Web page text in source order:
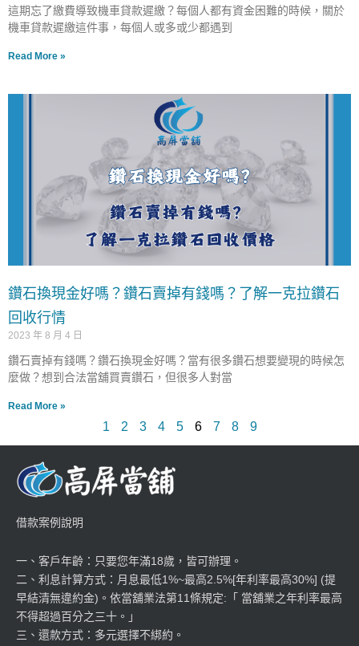
這期忘了繳費導致機車貸款遲繳？每個人都有資金困難的時候，關於
機車貸款遲繳這件事，每個人或多或少都遇到
Read More »
鑽石換現金好嗎？鑽石賣掉有錢嗎？了解一克拉鑽石
回收行情
2023 年 8 月 4 日
鑽石賣掉有錢嗎？鑽石換現金好嗎？當有很多鑽石想要變現的時候怎
麼做？想到合法當舖買賣鑽石，但很多人對當
Read More »
1 2 3 4 5 6 7 8 9
借款案例說明
一、客戶年齡：只要您年滿18歲，皆可辦理。
二、利息計算方式：月息最低1%~最高2.5%[年利率最高30%] (提
早結清無違約金)。依當舖業法第11條規定:「 當舖業之年利率最高
不得超過百分之三十。」
三、還款方式：多元選擇不綁約。